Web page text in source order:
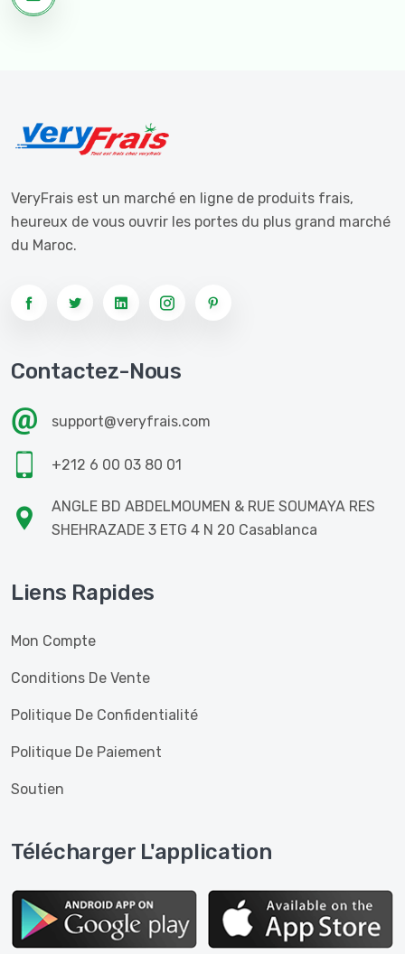
VeryFrais est un marché en ligne de produits frais,
heureux de vous ouvrir les portes du plus grand marché
du Maroc.
Contactez-Nous
support@veryfrais.com
+212 6 00 03 80 01
ANGLE BD ABDELMOUMEN & RUE SOUMAYA RES
SHEHRAZADE 3 ETG 4 N 20 Casablanca
Liens Rapides
Mon Compte
Conditions De Vente
Politique De Confidentialité
Politique De Paiement
Soutien
Télécharger L'application